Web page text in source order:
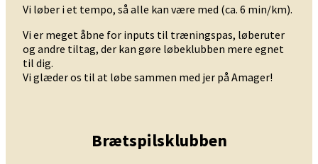
Vi løber i et tempo, så alle kan være med (ca. 6 min/km).
Vi er meget åbne for inputs til træningspas, løberuter
og andre tiltag, der kan gøre løbeklubben mere egnet
til dig.
Vi glæder os til at løbe sammen med jer på Amager!
Brætspilsklubben